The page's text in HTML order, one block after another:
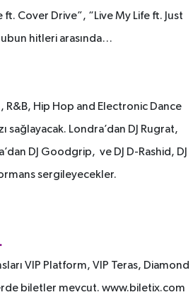
ft. Cover Drive”, “Live My Life ft. Just
hitleri arasında…
Hip Hop and Electronic Dance
sağlayacak. Londra’dan DJ Rugrat,
DJ Goodgrip, ve DJ D-Rashid, DJ
sergileyecekler.
VIP Platform, VIP Teras, Diamond
biletler mevcut. www.biletix.com